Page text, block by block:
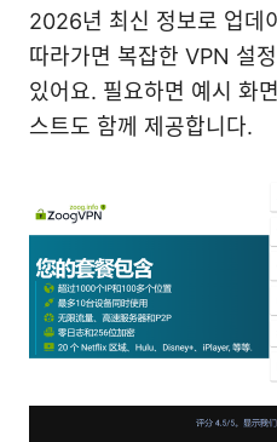
2026년 최신 정보로 업데
따라가면 복잡한 VPN 설
있어요. 필요하면 예시 화
스트도 함께 제공합니다.